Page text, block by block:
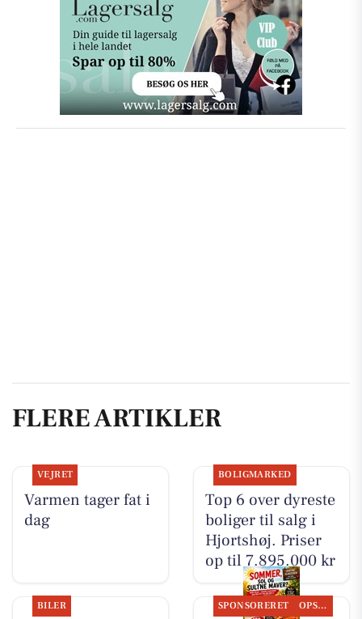
FLERE ARTIKLER
VEJRET
Varmen tager fat i
dag
BOLIGMARKED
Top 6 over dyreste
boliger til salg i
Hjortshøj. Priser
op til 7.895.000 kr
BILER SPONSORERET OPSLAGSTAVLEN